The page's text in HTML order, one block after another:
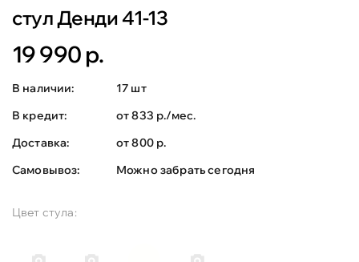
стул Денди 41-13
19 990 р.
В наличии:
17 шт
В кредит:
от 833 р./мес.
Доставка:
от 800 р.
Самовывоз:
Можно забрать сегодня
Цвет стула: